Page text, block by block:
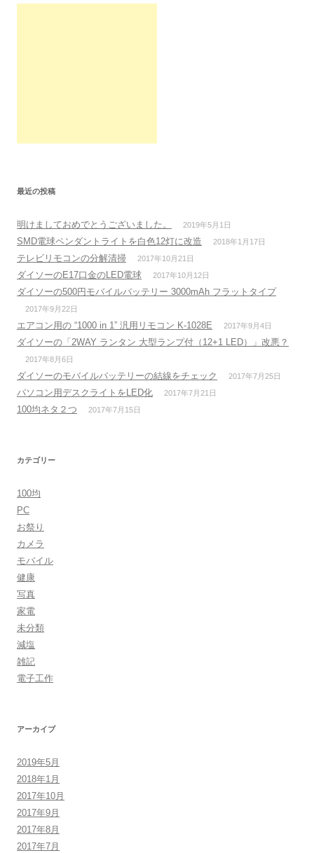
最近の投稿
明けましておめでとうございました。 2019年5月1日
SMD電球ペンダントライトを白色12灯に改造 2018年1月17日
テレビリモコンの分解清掃 2017年10月21日
ダイソーのE17口金のLED電球 2017年10月12日
ダイソーの500円モバイルバッテリー 3000mAh フラットタイプ
2017年9月22日
エアコン用の “1000 in 1” 汎用リモコン K-1028E 2017年9月4日
ダイソーの「2WAY ランタン 大型ランプ付（12+1 LED）」改悪？
2017年8月6日
ダイソーのモバイルバッテリーの結線をチェック 2017年7月25日
パソコン用デスクライトをLED化 2017年7月21日
100均ネタ２つ 2017年7月15日
カテゴリー
100均
PC
お祭り
カメラ
モバイル
健康
写真
家電
未分類
減塩
雑記
電子工作
アーカイブ
2019年5月
2018年1月
2017年10月
2017年9月
2017年8月
2017年7月